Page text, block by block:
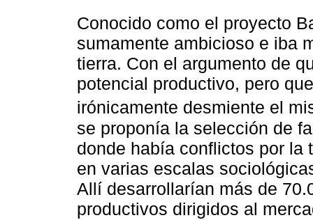
Conocido como el proyecto
sumamente ambicioso e iba
tierra. Con el argumento de
potencial productivo, pero
irónicamente desmiente el
se proponía la selección de
donde había conflictos por la
en varias escalas
Allí desarrollarían más de
productivos dirigidos al